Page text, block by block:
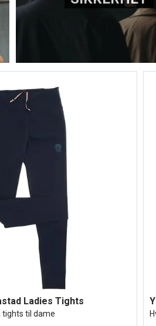
T-shirt (M)
t-skjorte